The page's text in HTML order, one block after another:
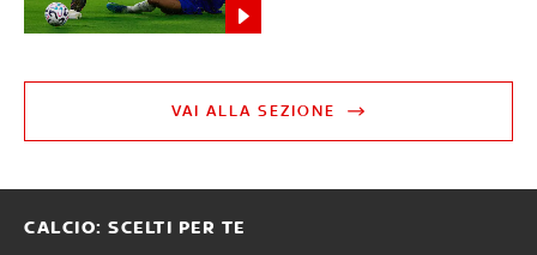
VAI ALLA SEZIONE
CALCIO: SCELTI PER TE